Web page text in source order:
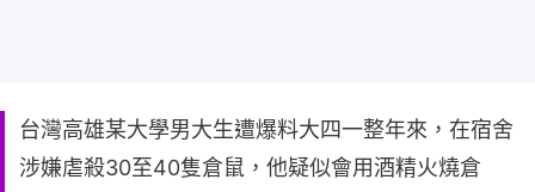
台灣高雄某大學男大生遭爆料大四一整年來，在宿舍
涉嫌虐殺30至40隻倉鼠，他疑似會用酒精火燒倉